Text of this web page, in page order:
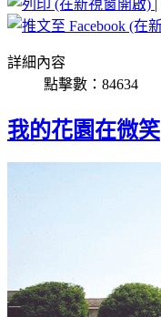
|
詳細內容
點擊數：84634
我的花園在微笑